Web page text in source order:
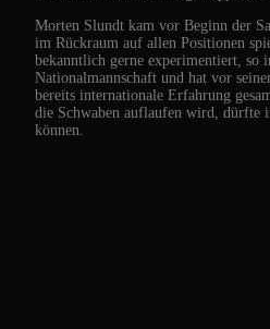
Morten Slundt kam vor Beginn der
im Rückraum auf allen Positionen
bekanntlich gerne experimentiert, so
Nationalmannschaft und hat vor
bereits internationale Erfahrung
die Schwaben auflaufen wird, dürfte
können.